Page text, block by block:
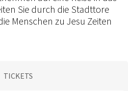
Sie durch die Stadttore
Menschen zu Jesu Zeiten
TICKETS